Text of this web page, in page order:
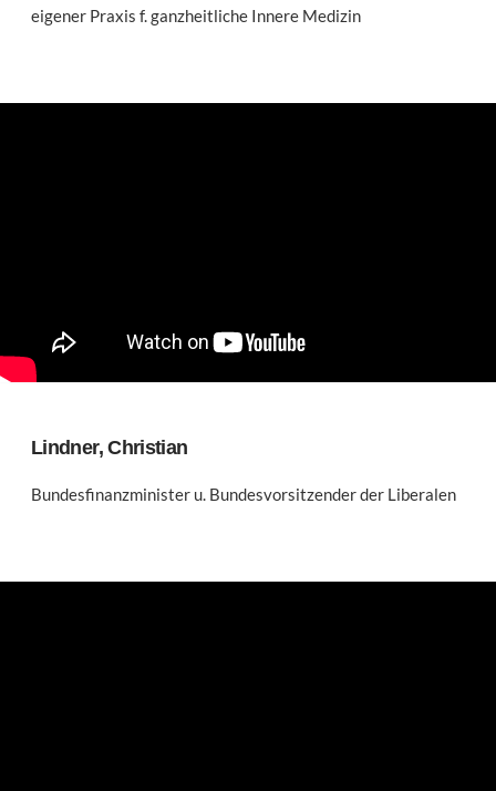
eigener Praxis f. ganzheitliche Innere Medizin
Lindner, Christian
Bundesfinanzminister u. Bundesvorsitzender der Liberalen